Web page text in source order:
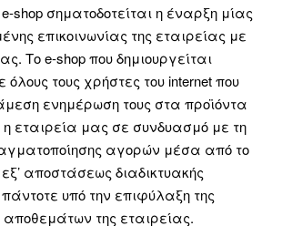
shop σηματοδοτείται η έναρξη μίας
επικοινωνίας της εταιρείας με
Το e-shop που δημιουργείται
τους χρήστες του internet που
ενημέρωση τους στα προϊόντα
εταιρεία μας σε συνδυασμό με τη
αγορών μέσα από το
αποστάσεως διαδικτυακής
υπό την επιφύλαξη της
της εταιρείας.